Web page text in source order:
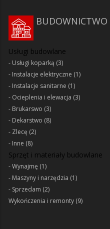
BUDOWNICTWO
Usługi budowlane
Usługi koparką (3)
Instalacje elektryczne (1)
Instalacje sanitarne (1)
Ocieplenia i elewacja (3)
Brukarswo (3)
Dekarstwo (8)
Zlecę (2)
Inne (8)
Sprzęt i materiały budowlane
Wynajmę (1)
Maszyny i narzędzia (1)
Sprzedam (2)
Wykończenia i remonty (9)